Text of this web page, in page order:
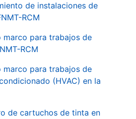
de instalaciones de
RCM
marco para trabajos de
RCM
marco para trabajos de
(HVAC) en la
de cartuchos de tinta en